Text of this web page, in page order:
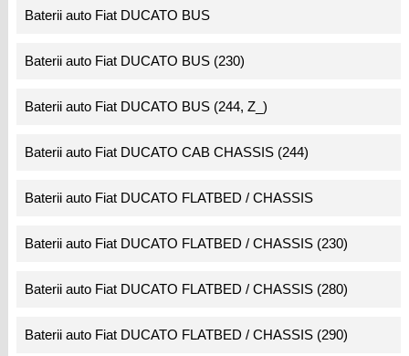
Baterii auto Fiat DUCATO BUS
Baterii auto Fiat DUCATO BUS (230)
Baterii auto Fiat DUCATO BUS (244, Z_)
Baterii auto Fiat DUCATO CAB CHASSIS (244)
Baterii auto Fiat DUCATO FLATBED / CHASSIS
Baterii auto Fiat DUCATO FLATBED / CHASSIS (230)
Baterii auto Fiat DUCATO FLATBED / CHASSIS (280)
Baterii auto Fiat DUCATO FLATBED / CHASSIS (290)